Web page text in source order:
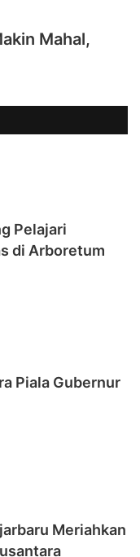
Mahal,
Pelajari
di Arboretum
Piala Gubernur
Meriahkan